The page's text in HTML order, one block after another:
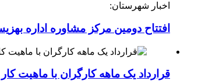
اخبار شهرستان:
افتتاح دومین مرکز مشاوره اداره
قرارداد یک ماهه کارگران با ماهیت